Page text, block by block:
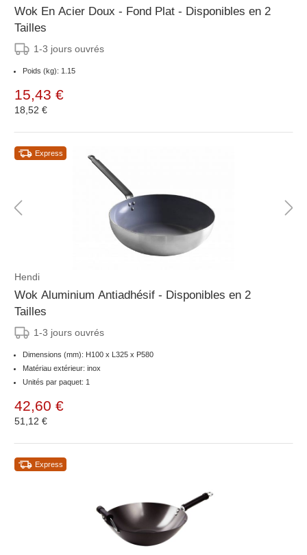
Wok En Acier Doux - Fond Plat - Disponibles en 2
Tailles
1-3 jours ouvrés
Poids (kg): 1.15
15,43 €
18,52 €
Express
Hendi
Wok Aluminium Antiadhésif - Disponibles en 2
Tailles
1-3 jours ouvrés
Dimensions (mm): H100 x L325 x P580
Matériau extérieur: inox
Unités par paquet: 1
42,60 €
51,12 €
Express